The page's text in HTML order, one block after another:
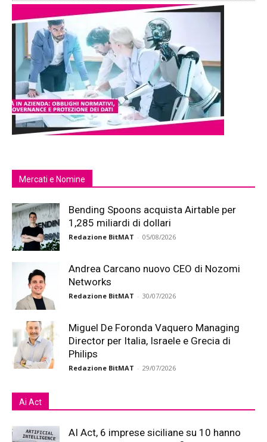
Mercati e Nomine
Bending Spoons acquista Airtable per
1,285 miliardi di dollari
Redazione BitMAT - 05/08/2026
Andrea Carcano nuovo CEO di Nozomi
Networks
Redazione BitMAT - 30/07/2026
Miguel De Foronda Vaquero Managing
Director per Italia, Israele e Grecia di
Philips
Redazione BitMAT - 29/07/2026
Ai Act
AI Act, 6 imprese siciliane su 10 hanno